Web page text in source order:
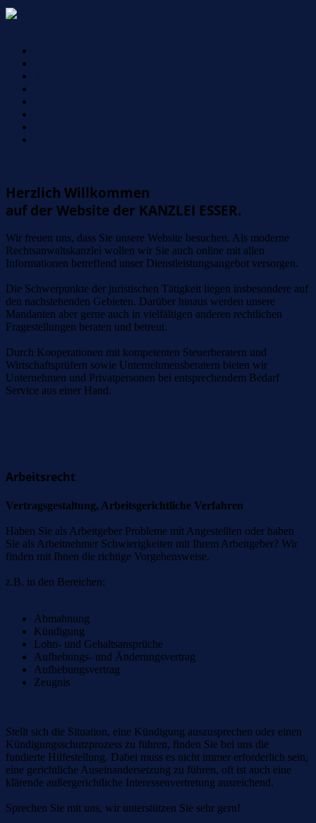
Herzlich Willkommen
auf der Website der KANZLEI ESSER.
Wir freuen uns, dass Sie unsere Website besuchen. Als moderne
Rechtsanwaltskanzlei wollen wir Sie auch online mit allen
Informationen betreffend unser Dienstleistungsangebot versorgen.
Die Schwerpunkte der juristischen Tätigkeit liegen insbesondere auf
den nachstehenden Gebieten. Darüber hinaus werden unsere
Mandanten aber gerne auch in vielfältigen anderen rechtlichen
Fragestellungen beraten und betreut.
Durch Kooperationen mit kompetenten Steuerberatern und
Wirtschaftsprüfern sowie Unternehmensberatern bieten wir
Unternehmen und Privatpersonen bei entsprechendem Bedarf
Service aus einer Hand.
Arbeitsrecht
Vertragsgestaltung, Arbeitsgerichtliche Verfahren
Haben Sie als Arbeitgeber Probleme mit Angestellten oder haben
Sie als Arbeitnehmer Schwierigkeiten mit Ihrem Arbeitgeber? Wir
finden mit Ihnen die richtige Vorgehensweise.
z.B. in den Bereichen:
Abmahnung
Kündigung
Lohn- und Gehaltsansprüche
Aufhebungs- und Änderungsvertrag
Aufhebungsvertrag
Zeugnis
Stellt sich die Situation, eine Kündigung auszusprechen oder einen
Kündigungsschutzprozess zu führen, finden Sie bei uns die
fundierte Hilfestellung. Dabei muss es nicht immer erforderlich sein,
eine gerichtliche Auseinandersetzung zu führen, oft ist auch eine
klärende außergerichtliche Interessenvertretung ausreichend.
Sprechen Sie mit uns, wir unterstützen Sie sehr gern!